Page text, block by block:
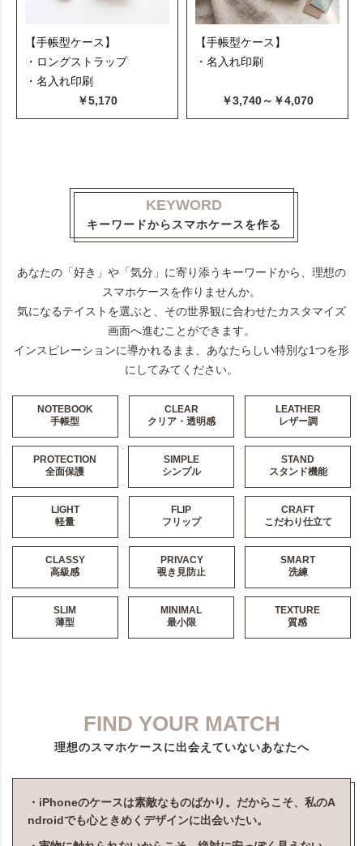
【手帳型ケース】
・ロングストラップ
・名入れ印刷
￥5,170
【手帳型ケース】
・名入れ印刷
￥3,740～￥4,070
KEYWORD
キーワードからスマホケースを作る
あなたの「好き」や「気分」に寄り添うキーワードから、理想の
スマホケースを作りませんか。
気になるテイストを選ぶと、その世界観に合わせたカスタマイズ
画面へ進むことができます。
インスピレーションに導かれるまま、あなたらしい特別な1つを形
にしてみてください。
NOTEBOOK
手帳型
CLEAR
クリア・透明感
LEATHER
レザー調
PROTECTION
全面保護
SIMPLE
シンプル
STAND
スタンド機能
LIGHT
軽量
FLIP
フリップ
CRAFT
こだわり仕立て
CLASSY
高級感
PRIVACY
覗き見防止
SMART
洗練
SLIM
薄型
MINIMAL
最小限
TEXTURE
質感
FIND YOUR MATCH
理想のスマホケースに出会えていないあなたへ
・iPhoneのケースは素敵なものばかり。だからこそ、私のA
ndroidでも心ときめくデザインに出会いたい。